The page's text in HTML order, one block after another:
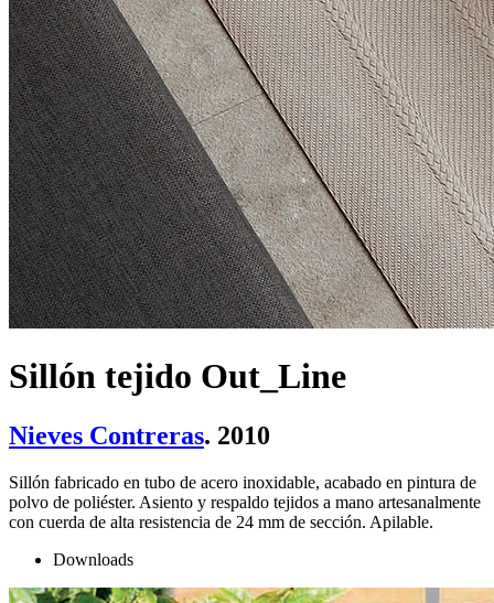
Sillón tejido Out_Line
Nieves Contreras. 2010
Sillón fabricado en tubo de acero inoxidable, acabado en pintura de
polvo de poliéster. Asiento y respaldo tejidos a mano artesanalmente
con cuerda de alta resistencia de 24 mm de sección. Apilable.
Downloads